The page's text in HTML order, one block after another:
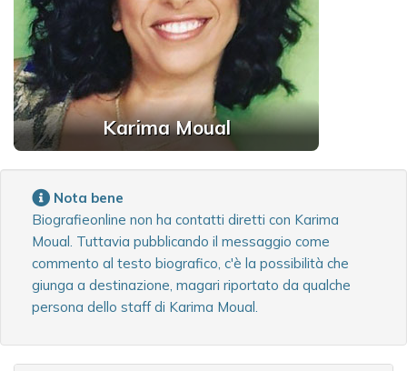
Karima Moual
Nota bene
Biografieonline non ha contatti diretti con Karima
Moual. Tuttavia pubblicando il messaggio come
commento al testo biografico, c'è la possibilità che
giunga a destinazione, magari riportato da qualche
persona dello staff di Karima Moual.